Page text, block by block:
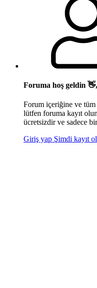
Foruma hoş geldin
Forum içeriğine ve
lütfen foruma kayıt
ücretsizdir ve sadece
Giriş yap Şimdi kayıt ol